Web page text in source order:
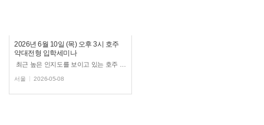
2026년 6월 10일 (목) 오후 3시 호주
약대전형 입학세미나
서울 2026-05-08